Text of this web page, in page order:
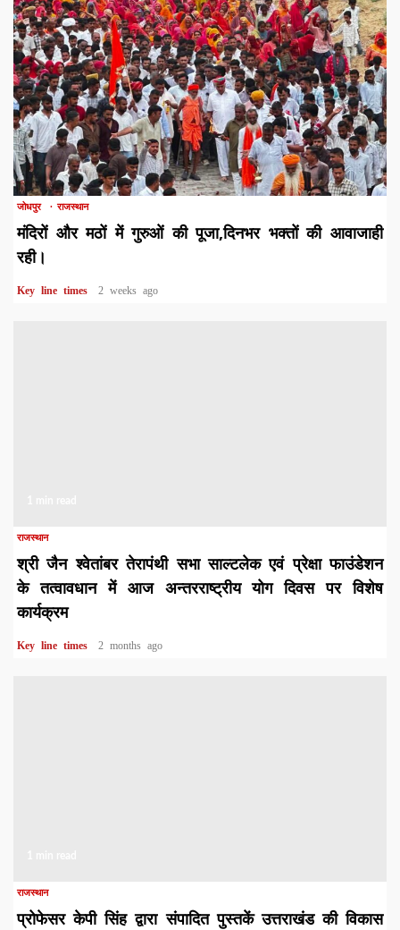
1 min read
जोधपुर राजस्थान
मंदिरों और मठों में गुरुओं की पूजा,दिनभर भक्तों की आवाजाही
रही।
Key line times 2 weeks ago
राजस्थान
श्री जैन श्वेतांबर तेरापंथी सभा साल्टलेक एवं प्रेक्षा फाउंडेशन
के तत्वावधान में आज अन्तरराष्ट्रीय योग दिवस पर विशेष
कार्यक्रम
Key line times 2 months ago
राजस्थान
प्रोफेसर केपी सिंह द्वारा संपादित पुस्तकें उत्तराखंड की विकास